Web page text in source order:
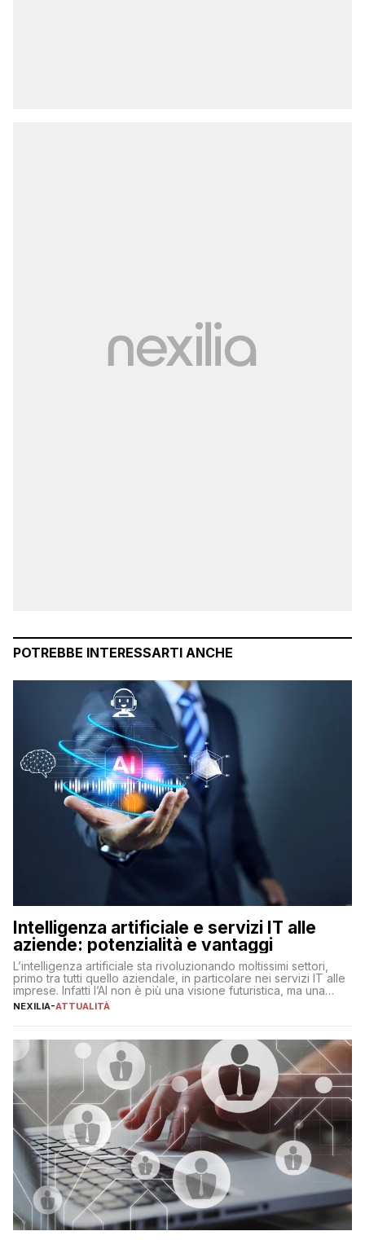
POTREBBE INTERESSARTI ANCHE
Intelligenza artificiale e servizi IT alle
aziende: potenzialità e vantaggi
L’intelligenza artificiale sta rivoluzionando moltissimi settori,
primo tra tutti quello aziendale, in particolare nei servizi IT alle
imprese. Infatti l’AI non è più una visione futuristica, ma una
realtà operativa che sta portando a un cambio significativo in
operazioni, bensì comporta […]
NEXILIA-ATTUALITÀ